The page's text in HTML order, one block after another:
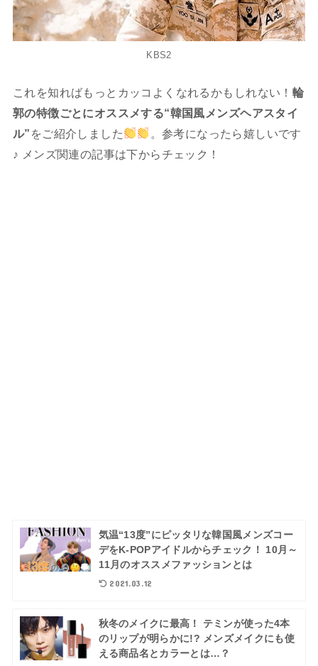
KBS2
これを知ればもっとカッコよくなれるかもしれない！ 輪
郭の特徴ごとにオススメする“韓国風メンズヘアスタイ
ル” をご紹介しました
。参考になったら嬉しいです
♪ メンズ関連の記事は下からチェック！
気温“13度”にピッタリな韓国風メンズコー
デをK-POPアイドルからチェック！ 10月～
11月のオススメファッションとは
2021.03.12
秋冬のメイクに最高！ テミンが使った4本
のリップが明らかに!? メンズメイクにも使
える商品名とカラーとは…？